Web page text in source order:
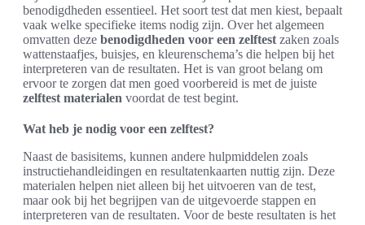
benodigdheden essentieel. Het soort test dat men kiest, bepaalt
vaak welke specifieke items nodig zijn. Over het algemeen
omvatten deze benodigdheden voor een zelftest zaken zoals
wattenstaafjes, buisjes, en kleurenschema’s die helpen bij het
interpreteren van de resultaten. Het is van groot belang om
ervoor te zorgen dat men goed voorbereid is met de juiste
zelftest materialen voordat de test begint.
Wat heb je nodig voor een zelftest?
Naast de basisitems, kunnen andere hulpmiddelen zoals
instructiehandleidingen en resultatenkaarten nuttig zijn. Deze
materialen helpen niet alleen bij het uitvoeren van de test,
maar ook bij het begrijpen van de uitgevoerde stappen en
interpreteren van de resultaten. Voor de beste resultaten is het